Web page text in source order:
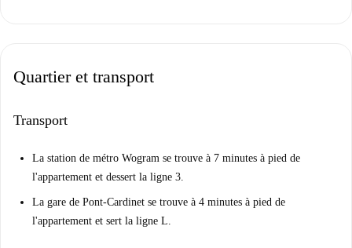
Quartier et transport
Transport
La station de métro Wogram se trouve à 7 minutes à pied de
l'appartement et dessert la ligne 3.
La gare de Pont-Cardinet se trouve à 4 minutes à pied de
l'appartement et sert la ligne L.